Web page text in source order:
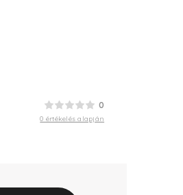
0
0 értékelés alapján